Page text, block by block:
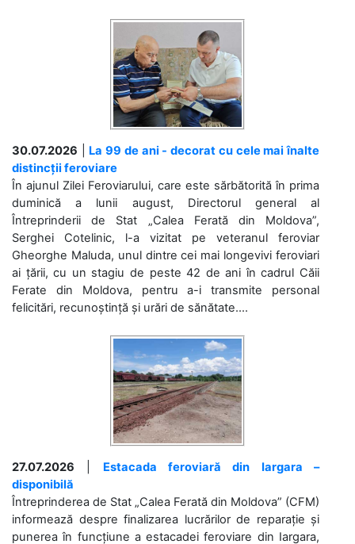
30.07.2026
La 99 de ani - decorat cu cele mai înalte
distincții feroviare
În ajunul Zilei Feroviarului, care este sărbătorită în prima
duminică a lunii august, Directorul general al
Întreprinderii de Stat „Calea Ferată din Moldova”,
Serghei Cotelinic, l-a vizitat pe veteranul feroviar
Gheorghe Maluda, unul dintre cei mai longevivi feroviari
ai țării, cu un stagiu de peste 42 de ani în cadrul Căii
Ferate din Moldova, pentru a-i transmite personal
felicitări, recunoștință și urări de sănătate....
27.07.2026
Estacada feroviară din Iargara –
disponibilă
Întreprinderea de Stat „Calea Ferată din Moldova” (CFM)
informează despre finalizarea lucrărilor de reparație și
punerea în funcțiune a estacadei feroviare din Iargara,